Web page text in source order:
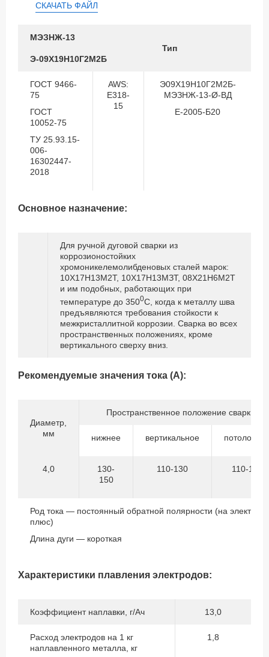
СКАЧАТЬ ФАЙЛ
МЭЗНЖ-13
Тип
Э-09Х19Н10Г2М2Б
ГОСТ 9466-
75
ГОСТ
10052-75
ТУ 25.93.15-
006-
16302447-
2018
AWS:
E318-
15
Э09Х19Н10Г2М2Б-
МЭЗНЖ-13-Ø-ВД
Е-2005-Б20
Основное назначение:
Для ручной дуговой сварки из
коррозионостойких
хромоникелемолибденовых сталей марок:
10Х17Н13М2Т, 10Х17Н13МЗТ, 08Х21Н6М2Т
и им подобных, работающих при
температуре до 3500С, когда к металлу шва
предъявляются требования стойкости к
межкристаллитной коррозии. Сварка во всех
пространственных положениях, кроме
вертикального сверху вниз.
Рекомендуемые значения тока (А):
Диаметр,
мм
Пространственное положение сварки
нижнее вертикальное
4,0
130-
150
110-130 110-130
Род тока — постоянный обратной полярности (на
плюс)
Длина дуги — короткая
Характеристики плавления электродов:
Коэффициент наплавки, г/Ач 13,0
Расход электродов на 1 кг
наплавленного металла, кг
1,8